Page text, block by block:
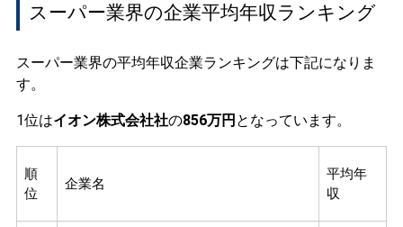
スーパー業界の企業平均年収ランキング
スーパー業界の平均年収企業ランキングは下記になりま
す。
1位はイオン株式会社社の856万円 となっています。
順
位
企業名
平均年
収